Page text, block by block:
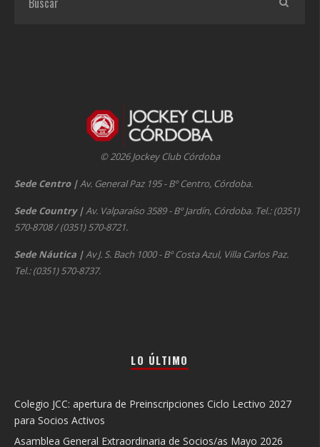
© 2026 Jockey Club Córdoba
Sede Centro |Av. General Paz 195 - Bº Centro, Córdoba.
Sede Country |Av. Valparaíso 3589 - Bº Jardín, Córdoba. Tel.: (0351)
570-8708 / (0351) 570-8721.
Sede Náutica |Av J. S. Bach 1000 - Bº Costa Azul, Villa Carlos Paz.
Tel.: (0351) 570-8737.
LO ÚLTIMO
Colegio JCC: apertura de Preinscripciones Ciclo Lectivo 2027
para Socios Activos
Asamblea General Extraordinaria de Socios/as Mayo 2026